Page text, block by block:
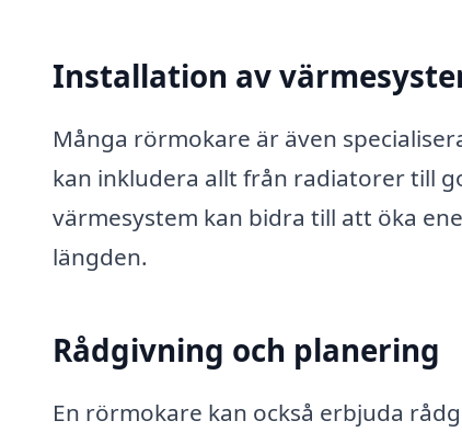
Installation av
Många rörmokare är även
kan inkludera allt från radiatorer till
värmesystem kan bidra till att öka
längden.
Rådgivning och planering
En rörmokare kan också erbjuda